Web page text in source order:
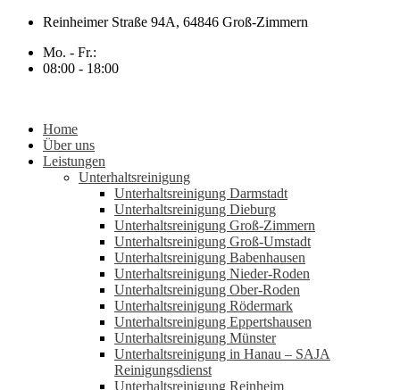
Zum
springen
Reinheimer Straße 94A, 64846 Groß-Zimmern
Mo. - Fr.:
08:00 - 18:00
Home
Über uns
Leistungen
Unterhaltsreinigung
Unterhaltsreinigung Darmstadt
Unterhaltsreinigung Dieburg
Unterhaltsreinigung Groß-Zimmern
Unterhaltsreinigung Groß-Umstadt
Unterhaltsreinigung Babenhausen
Unterhaltsreinigung Nieder-Roden
Unterhaltsreinigung Ober-Roden
Unterhaltsreinigung Rödermark
Unterhaltsreinigung Eppertshausen
Unterhaltsreinigung Münster
Unterhaltsreinigung in Hanau – SAJA
Reinigungsdienst
Unterhaltsreinigung Reinheim